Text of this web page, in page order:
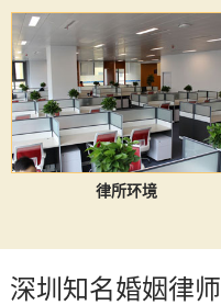
律所环境
深圳知名婚姻律师